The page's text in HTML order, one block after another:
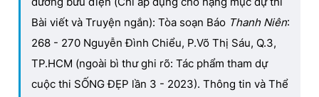
Bài viết và Truyện ngắn): Tòa soạn Báo Thanh Niên:
268 - 270 Nguyễn Đình Chiểu, P.Võ Thị Sáu, Q.3,
TP.HCM (ngoài bì thư ghi rõ: Tác phẩm tham dự
cuộc thi SỐNG ĐẸP lần 3 - 2023). Thông tin và Thể